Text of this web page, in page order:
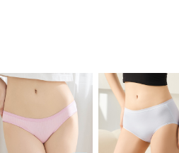
證，即可結帳。
再付款。
後付」後，將跳轉至「AFTEE先享後付」
額後，即可完成結帳。
費通知簡訊。
點擊此簡訊中的連結，可透過四大超商／
以上)免運費
以上)免運費